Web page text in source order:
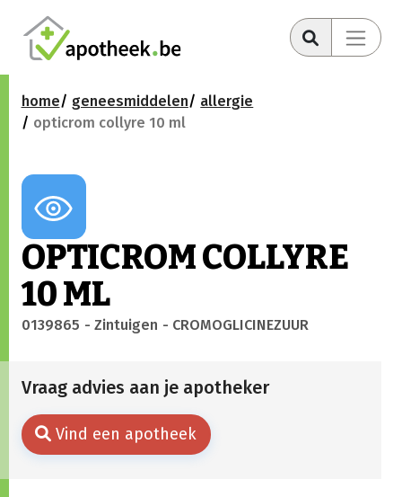
home geneesmiddelen
allergie
opticrom collyre 10 ml
OPTICROM COLLYRE
10 ML
0139865 - Zintuigen - CROMOGLICINEZUUR
Vraag advies aan je apotheker
Vind een apotheek